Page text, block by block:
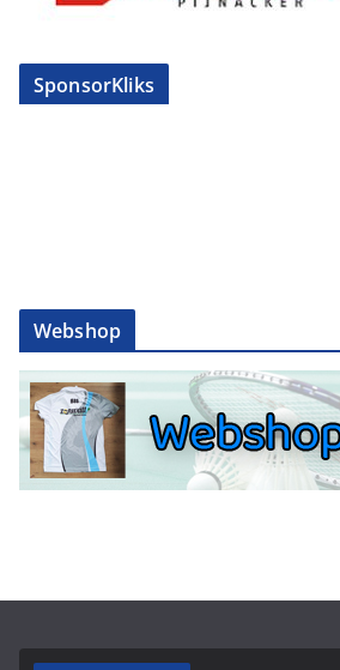
SponsorKliks
Webshop